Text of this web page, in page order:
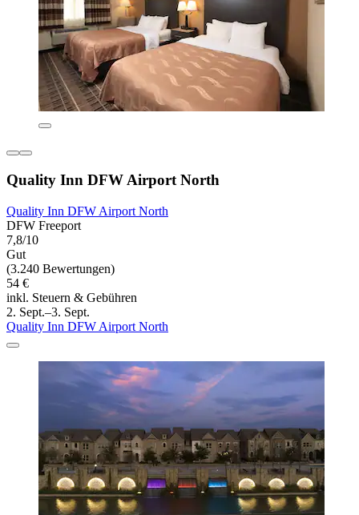
Quality Inn DFW Airport North
Quality Inn DFW Airport North
DFW Freeport
7,8/10
Gut
(3.240 Bewertungen)
54 €
inkl. Steuern & Gebühren
2. Sept.–3. Sept.
Quality Inn DFW Airport North